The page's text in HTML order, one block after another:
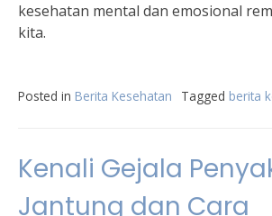
kesehatan mental dan emosional
kita.
Posted in Berita Kesehatan Tagged berita
Kenali Gejala
Jantung dan Cara